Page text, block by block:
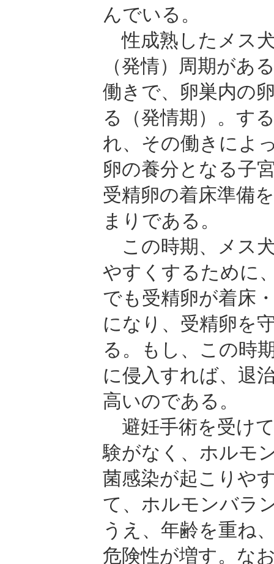
んでいる。
性成熟したメス
（発情）周期があ
働きで、卵巣内の
る（発情期）。す
れ、その働きによ
卵の養分となる子
受精卵の着床準備
まりである。
この時期、メス
やすくするために
でも受精卵が着床
になり、受精卵を
る。もし、この時
に侵入すれば、退
高いのである。
避妊手術を受け
験がなく、ホルモ
菌感染が起こりや
て、ホルモンバラ
うえ、年齢を重ね
危険性が増す。な